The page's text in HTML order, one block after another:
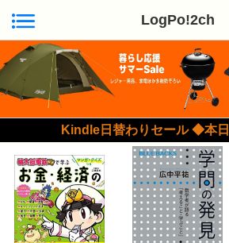
LogPo!2ch
Kindle日替わりセール ◆本